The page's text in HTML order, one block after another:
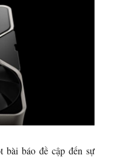
bài báo đề cập đến sự